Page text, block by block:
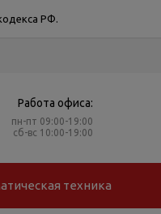
РФ.
Работа офиса:
пн-пт 09:00-19:00
сб-вс 10:00-19:00
техника